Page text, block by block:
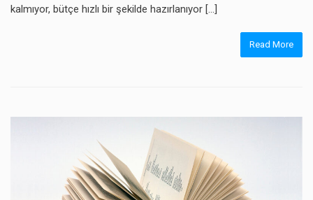
kalmıyor, bütçe hızlı bir şekilde hazırlanıyor […]
Read More